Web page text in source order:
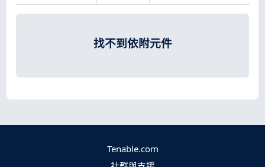
找不到依附元件
Tenable.com